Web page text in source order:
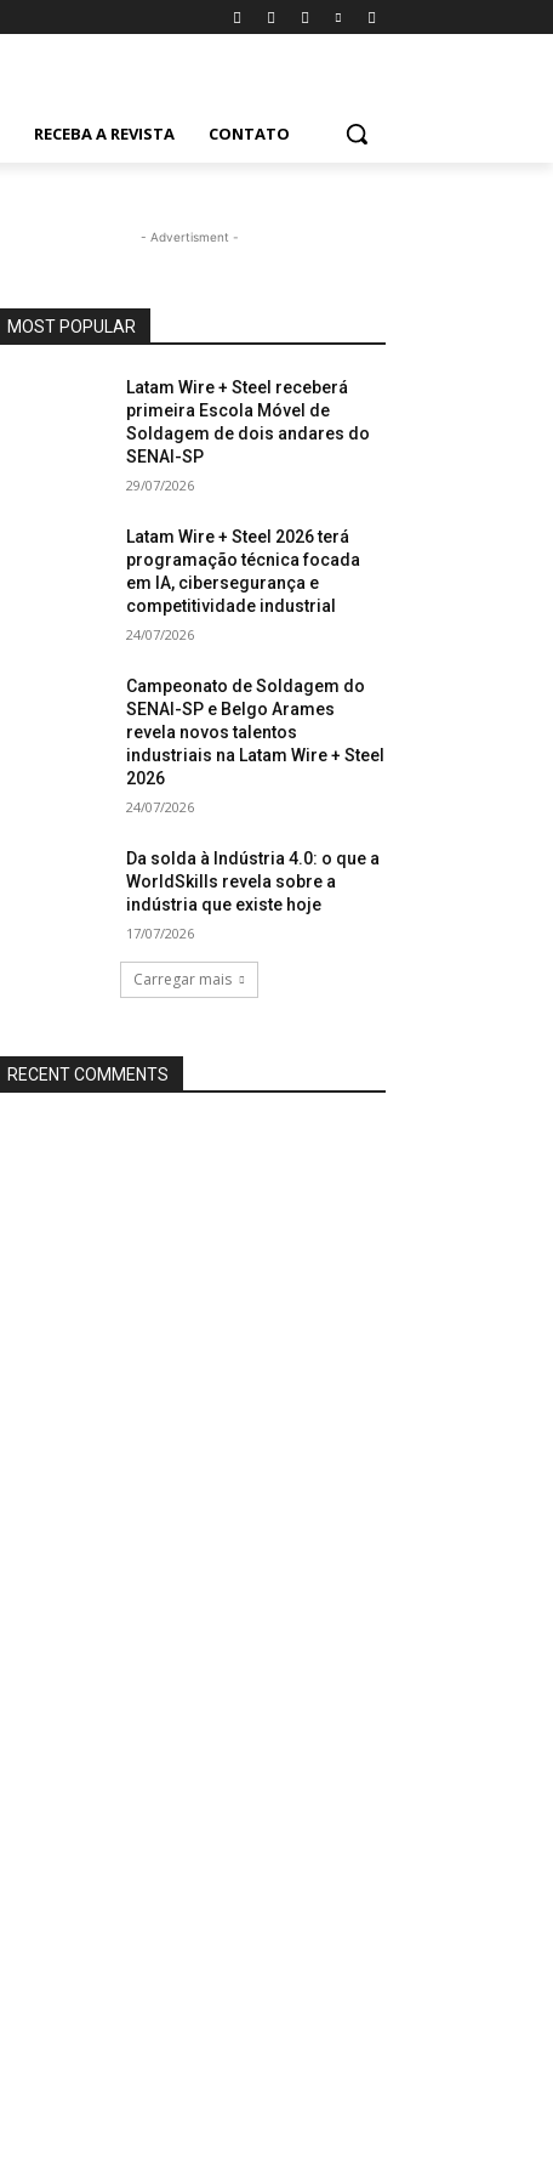
RECEBA A REVISTA CONTATO
- Advertisment -
MOST POPULAR
Latam Wire + Steel receberá
primeira Escola Móvel de
Soldagem de dois andares do
SENAI-SP
29/07/2026
Latam Wire + Steel 2026 terá
programação técnica focada
em IA, cibersegurança e
competitividade industrial
24/07/2026
Campeonato de Soldagem do
SENAI-SP e Belgo Arames
revela novos talentos
industriais na Latam Wire + Steel
2026
24/07/2026
Da solda à Indústria 4.0: o que a
WorldSkills revela sobre a
indústria que existe hoje
17/07/2026
Carregar mais
RECENT COMMENTS